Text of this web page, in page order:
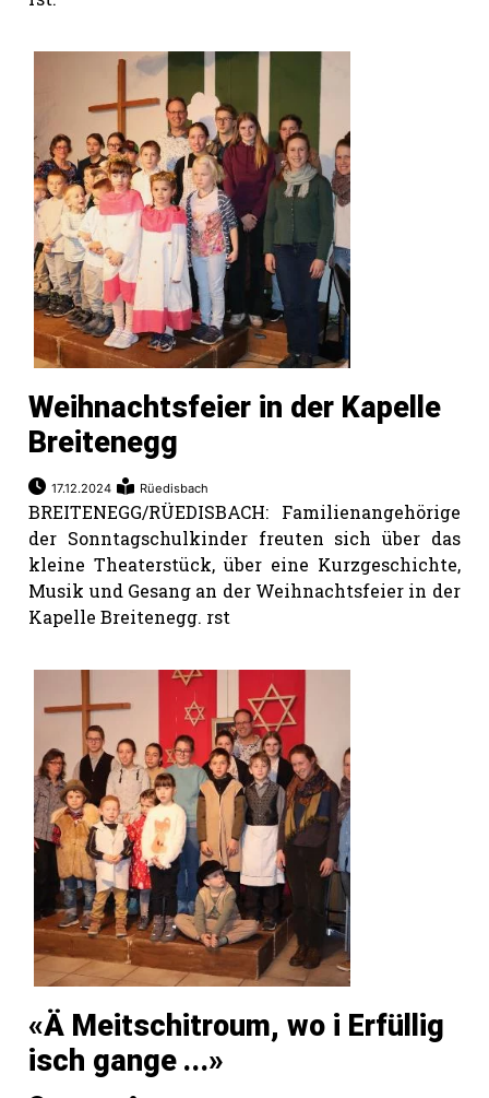
Weihnachtsfeier in der Kapelle
Breitenegg
17.12.2024 Rüedisbach
BREITENEGG/RÜEDISBACH: Familienangehörige
der Sonntagschulkinder freuten sich über das
kleine Theaterstück, über eine Kurzgeschichte,
Musik und Gesang an der Weihnachtsfeier in der
Kapelle Breitenegg. rst
«Ä Meitschitroum, wo i Erfüllig
isch gange ...»